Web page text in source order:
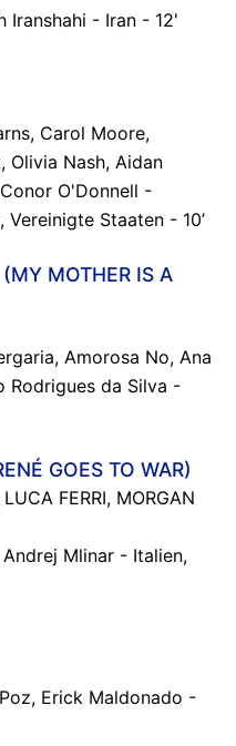
Iranshahi - Iran - 12'
Carol Moore,
Olivia Nash, Aidan
O'Donnell -
Staaten - 10’
MOTHER IS A
Amorosa No, Ana
Rodrigues da Silva -
GOES TO WAR)
FERRI, MORGAN
Mlinar - Italien,
Erick Maldonado -